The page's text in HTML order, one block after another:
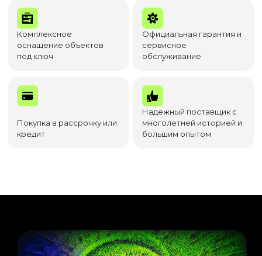
Комплексное
оснащение объектов
под ключ
Официальная гарантия и
сервисное
обслуживание
Покупка в рассрочку или
кредит
Надежный поставщик с
многолетней историей и
большим опытом